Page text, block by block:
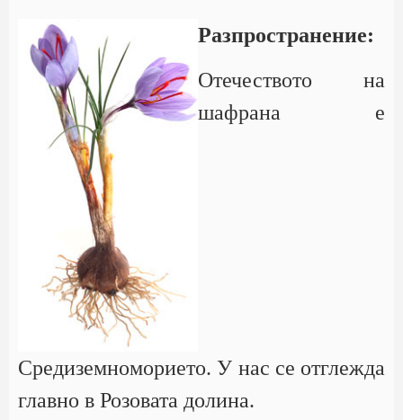
Разпространение:
Отечеството на
шафрана е
Средиземноморието. У нас се отглежда
главно в Розовата долина.